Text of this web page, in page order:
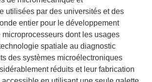
utilisées par des universités et des
entier pour le développement
dont les usages
spatiale au diagnostic
des systèmes microélectroniques
réduits et leur fabrication